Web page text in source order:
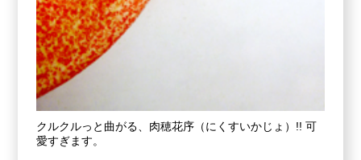
クルクルっと曲がる、肉穂花序（にくすいかじょ）!! 可
愛すぎます。